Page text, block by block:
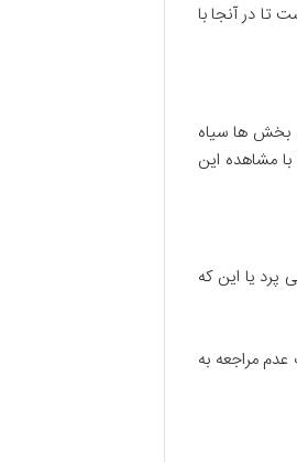
در آنجا با
بخش ها سیاه
مشاهده این
یا این که
مراجعه به